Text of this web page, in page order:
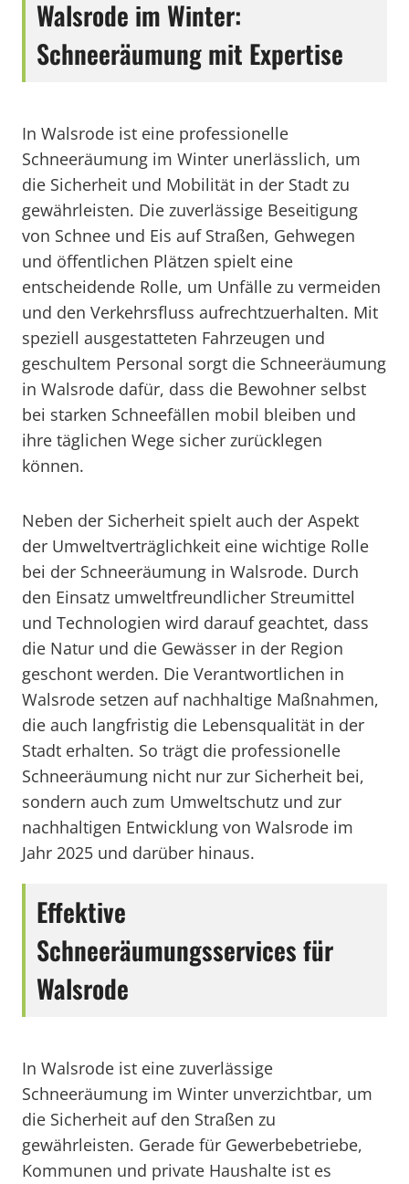
Walsrode im Winter:
Schneeräumung mit Expertise
In Walsrode ist eine professionelle
Schneeräumung im Winter unerlässlich, um
die Sicherheit und Mobilität in der Stadt zu
gewährleisten. Die zuverlässige Beseitigung
von Schnee und Eis auf Straßen, Gehwegen
und öffentlichen Plätzen spielt eine
entscheidende Rolle, um Unfälle zu vermeiden
und den Verkehrsfluss aufrechtzuerhalten. Mit
speziell ausgestatteten Fahrzeugen und
geschultem Personal sorgt die Schneeräumung
in Walsrode dafür, dass die Bewohner selbst
bei starken Schneefällen mobil bleiben und
ihre täglichen Wege sicher zurücklegen
können.
Neben der Sicherheit spielt auch der Aspekt
der Umweltverträglichkeit eine wichtige Rolle
bei der Schneeräumung in Walsrode. Durch
den Einsatz umweltfreundlicher Streumittel
und Technologien wird darauf geachtet, dass
die Natur und die Gewässer in der Region
geschont werden. Die Verantwortlichen in
Walsrode setzen auf nachhaltige Maßnahmen,
die auch langfristig die Lebensqualität in der
Stadt erhalten. So trägt die professionelle
Schneeräumung nicht nur zur Sicherheit bei,
sondern auch zum Umweltschutz und zur
nachhaltigen Entwicklung von Walsrode im
Jahr 2025 und darüber hinaus.
Effektive
Schneeräumungsservices für
Walsrode
In Walsrode ist eine zuverlässige
Schneeräumung im Winter unverzichtbar, um
die Sicherheit auf den Straßen zu
gewährleisten. Gerade für Gewerbebetriebe,
Kommunen und private Haushalte ist es